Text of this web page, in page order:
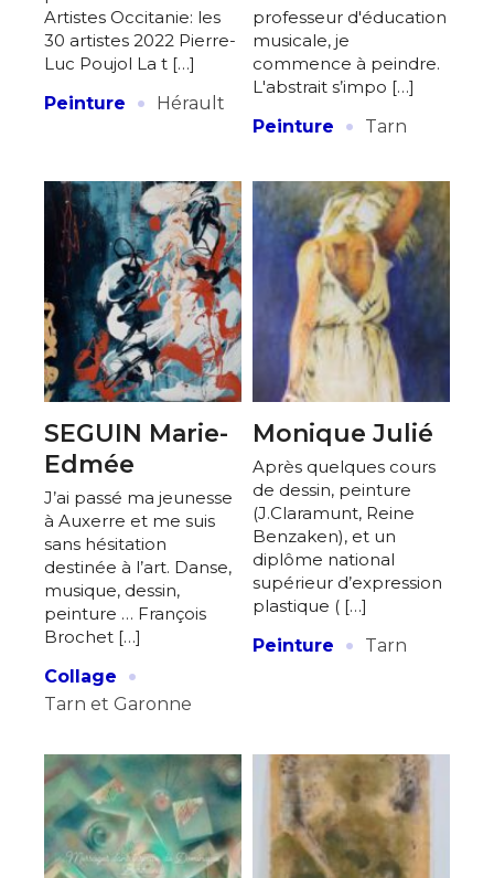
Artistes Occitanie: les
30 artistes 2022 Pierre-
Luc Poujol La t […]
Peinture
· Hérault
professeur d'éducation
musicale, je
commence à peindre.
L'abstrait s’impo […]
Peinture
· Tarn
SEGUIN Marie-
Edmée
J’ai passé ma jeunesse
à Auxerre et me suis
sans hésitation
destinée à l’art. Danse,
musique, dessin,
peinture … François
Brochet […]
Collage
·
Tarn et Garonne
Monique Julié
Après quelques cours
de dessin, peinture
(J.Claramunt, Reine
Benzaken), et un
diplôme national
supérieur d’expression
plastique ( […]
Peinture
· Tarn